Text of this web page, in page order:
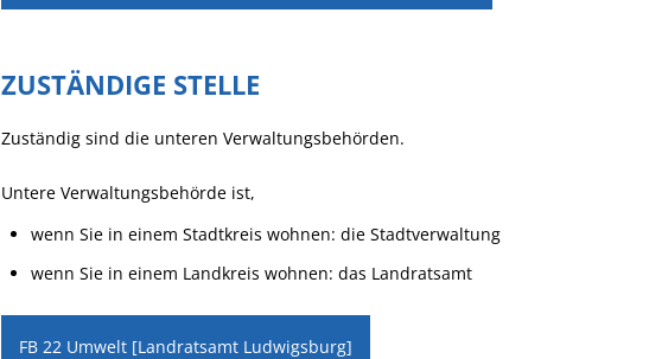
ZUSTÄNDIGE STELLE
Zuständig sind die unteren Verwaltungsbehörden.
Untere Verwaltungsbehörde ist,
wenn Sie in einem Stadtkreis wohnen: die Stadtverwaltung
wenn Sie in einem Landkreis wohnen: das Landratsamt
FB 22 Umwelt [Landratsamt Ludwigsburg]